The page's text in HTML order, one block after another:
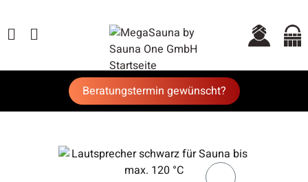
Beratungstermin gewünscht?